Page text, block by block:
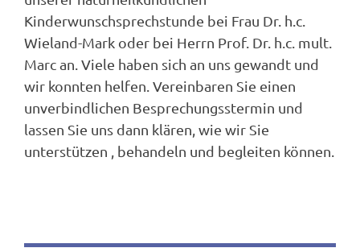
Kinderwunschsprechstunde bei Frau Dr. h.c.
Wieland-Mark oder bei Herrn Prof. Dr. h.c. mult.
Marc an. Viele haben sich an uns gewandt und
wir konnten helfen. Vereinbaren Sie einen
unverbindlichen Besprechungsstermin und
lassen Sie uns dann klären, wie wir Sie
unterstützen , behandeln und begleiten können.